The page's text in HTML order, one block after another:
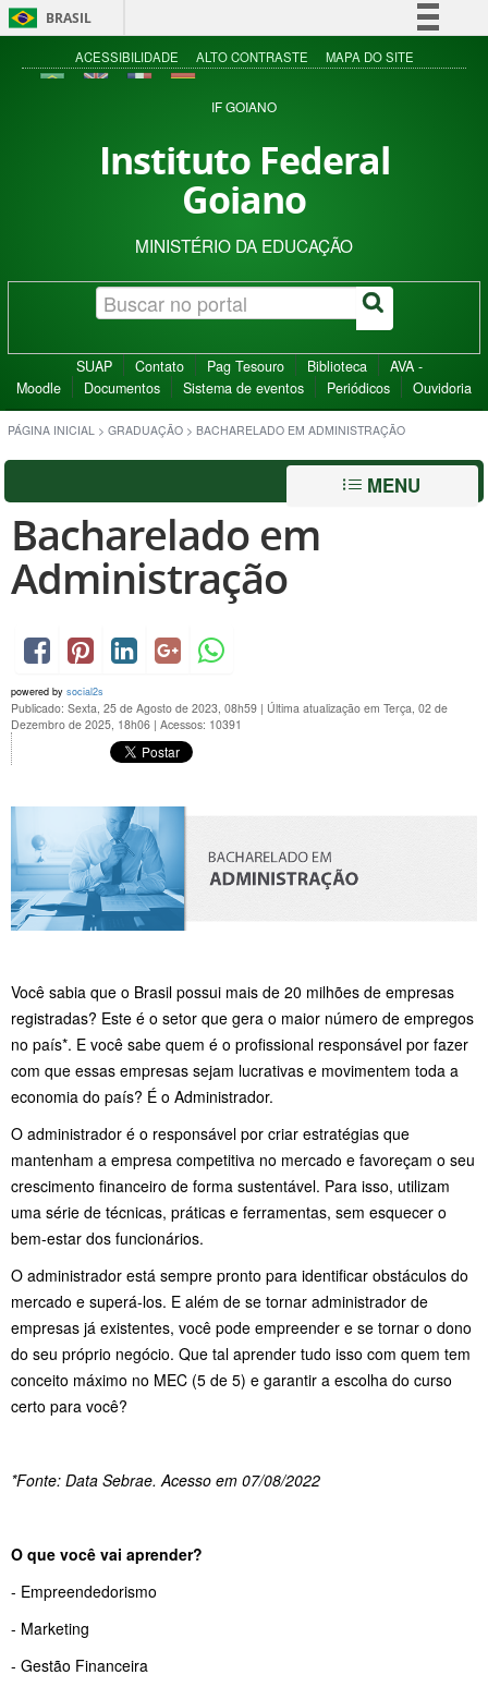
BRASIL
Simplifique!
Acesso à informação
ACESSIBILIDADE ALTO CONTRASTE MAPA DO SITE
IF GOIANO
Instituto Federal
Goiano
MINISTÉRIO DA EDUCAÇÃO
SUAP Contato Pag Tesouro Biblioteca
AVA -
Moodle
Documentos Sistema de eventos Periódicos Ouvidoria
PÁGINA INICIAL > GRADUAÇÃO > BACHARELADO EM ADMINISTRAÇÃO
MENU
Bacharelado em
Administração
powered by social2s
Publicado: Sexta, 25 de Agosto de 2023, 08h59 | Última atualização em Terça, 02 de
Dezembro de 2025, 18h06 | Acessos: 10391
Você sabia que o Brasil possui mais de 20 milhões de empresas
registradas? Este é o setor que gera o maior número de empregos
no país*. E você sabe quem é o profissional responsável por fazer
com que essas empresas sejam lucrativas e movimentem toda a
economia do país? É o Administrador.
O administrador é o responsável por criar estratégias que
mantenham a empresa competitiva no mercado e favoreçam o seu
crescimento financeiro de forma sustentável. Para isso, utilizam
uma série de técnicas, práticas e ferramentas, sem esquecer o
bem-estar dos funcionários.
O administrador está sempre pronto para identificar obstáculos do
mercado e superá-los. E além de se tornar administrador de
empresas já existentes, você pode empreender e se tornar o dono
do seu próprio negócio. Que tal aprender tudo isso com quem tem
conceito máximo no MEC (5 de 5) e garantir a escolha do curso
certo para você?
*Fonte: Data Sebrae. Acesso em 07/08/2022
O que você vai aprender?
- Empreendedorismo
- Marketing
- Gestão Financeira